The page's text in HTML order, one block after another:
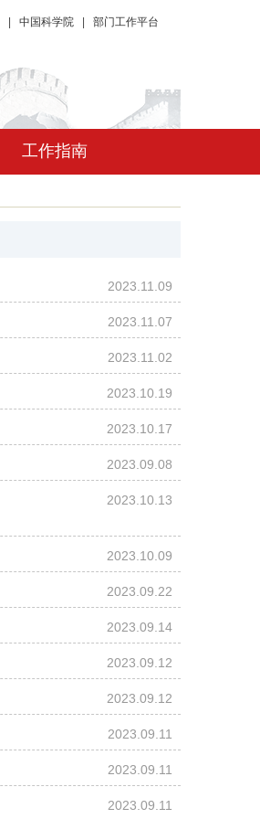
中国科学院 部门工作平台
工作指南
2023.11.09
2023.11.07
2023.11.02
2023.10.19
2023.10.17
2023.09.08
2023.10.13
2023.10.09
2023.09.22
2023.09.14
2023.09.12
2023.09.12
2023.09.11
2023.09.11
2023.09.11